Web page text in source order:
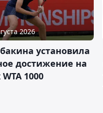
2026
установила
достижение на
1000